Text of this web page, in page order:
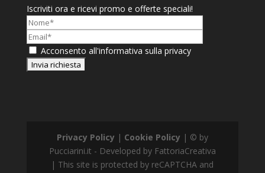
Iscriviti ora e ricevi promo e offerte speciali!
Nome*
Email*
Acconsento all'informativa sulla privacy
Privacy Policy | Cookie Policy | © by
Pucciarini.it - Developed by FattoriaCreativa
| This site is protected by reCAPTCHA and